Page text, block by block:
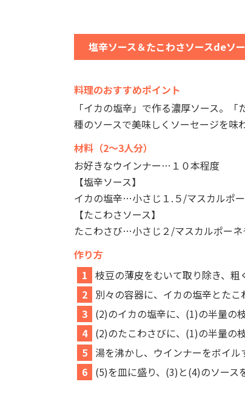
塩辛ソース＆たこわさソースdeソ
料理のおすすめポイント
「イカの塩辛」で作る濃厚ソース。
種のソースで美味しくソーセージを味
材料（2～3人分）
お好きなウインナー…１０本程度
【塩辛ソース】
イカの塩辛…小さじ１.５/マスカルポ
【たこわさソース】
たこわさび…小さじ２/マスカルポー
作り方
1 枝豆の薄皮をむいて取り除き、粗
2 別々の容器に、イカの塩辛とたこ
3 (2)のイカの塩辛に、(1)の半量の
4 (2)のたこわさびに、(1)の半量の
5 湯を沸かし、ウインナーをボイル
6 (5)を皿に盛り、(3)と(4)のソース